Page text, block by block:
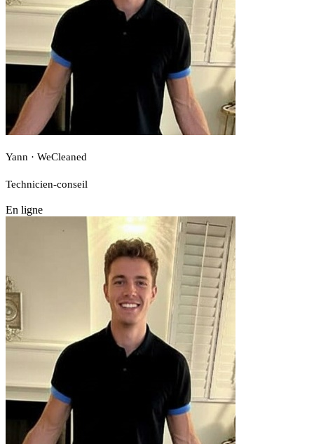
Yann · WeCleaned
Technicien-conseil
En ligne